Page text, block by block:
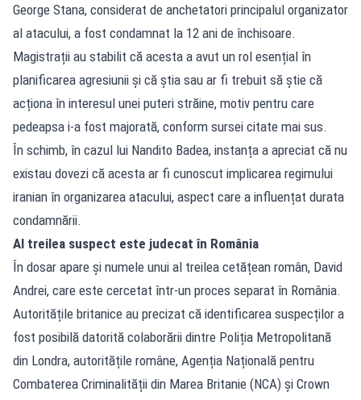
George Stana, considerat de anchetatori principalul organizator
al atacului, a fost condamnat la 12 ani de închisoare.
Magistrații au stabilit că acesta a avut un rol esențial în
planificarea agresiunii și că știa sau ar fi trebuit să știe că
acționa în interesul unei puteri străine, motiv pentru care
pedeapsa i-a fost majorată, conform sursei citate mai sus.
În schimb, în cazul lui Nandito Badea, instanța a apreciat că nu
existau dovezi că acesta ar fi cunoscut implicarea regimului
iranian în organizarea atacului, aspect care a influențat durata
condamnării.
Al treilea suspect este judecat în România
În dosar apare și numele unui al treilea cetățean român, David
Andrei, care este cercetat într-un proces separat în România.
Autoritățile britanice au precizat că identificarea suspecților a
fost posibilă datorită colaborării dintre Poliția Metropolitană
din Londra, autoritățile române, Agenția Națională pentru
Combaterea Criminalității din Marea Britanie (NCA) și Crown